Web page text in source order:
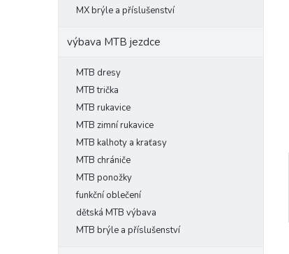
MX brýle a příslušenství
výbava MTB jezdce
MTB dresy
MTB trička
MTB rukavice
MTB zimní rukavice
MTB kalhoty a kraťasy
MTB chrániče
MTB ponožky
funkční oblečení
dětská MTB výbava
MTB brýle a příslušenství